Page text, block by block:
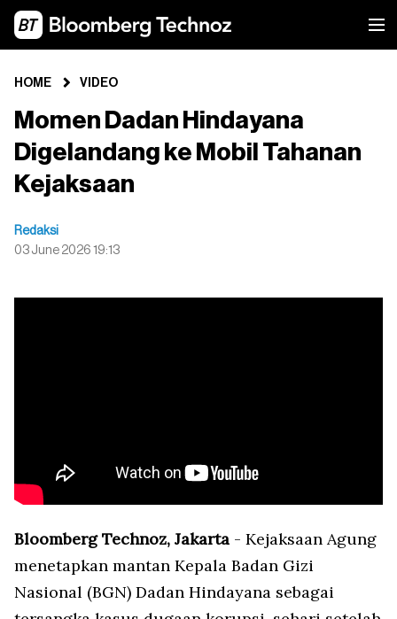
HOME VIDEO
Momen Dadan Hindayana
Digelandang ke Mobil Tahanan
Kejaksaan
Redaksi
03 June 2026 19:13
Bloomberg Technoz, Jakarta - Kejaksaan Agung
menetapkan mantan Kepala Badan Gizi
Nasional (BGN) Dadan Hindayana sebagai